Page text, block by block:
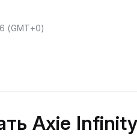
(GMT+0)
Axie